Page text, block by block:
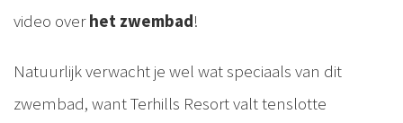
video overhet zwembad!
Natuurlijk verwacht je wel wat speciaals van dit
zwembad, want Terhills Resort valt tenslotte